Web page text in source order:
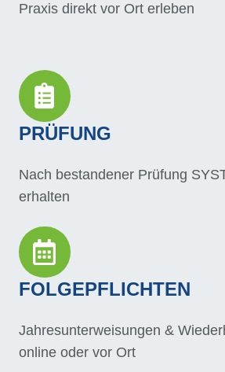
Praxis direkt vor Ort erleben
PRÜFUNG
Nach bestandener Prüfung
erhalten
FOLGEPFLICHTEN
Jahresunterweisungen &
online oder vor Ort